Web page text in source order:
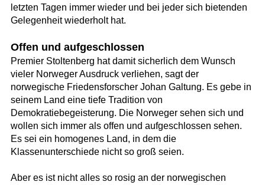
letzten Tagen immer wieder und bei jeder sich bietenden
Gelegenheit wiederholt hat.
Offen und aufgeschlossen
Premier Stoltenberg hat damit sicherlich dem Wunsch
vieler Norweger Ausdruck verliehen, sagt der
norwegische Friedensforscher Johan Galtung. Es gebe in
seinem Land eine tiefe Tradition von
Demokratiebegeisterung. Die Norweger sehen sich und
wollen sich immer als offen und aufgeschlossen sehen.
Es sei ein homogenes Land, in dem die
Klassenunterschiede nicht so groß seien.
Aber es ist nicht alles so rosig an der norwegischen